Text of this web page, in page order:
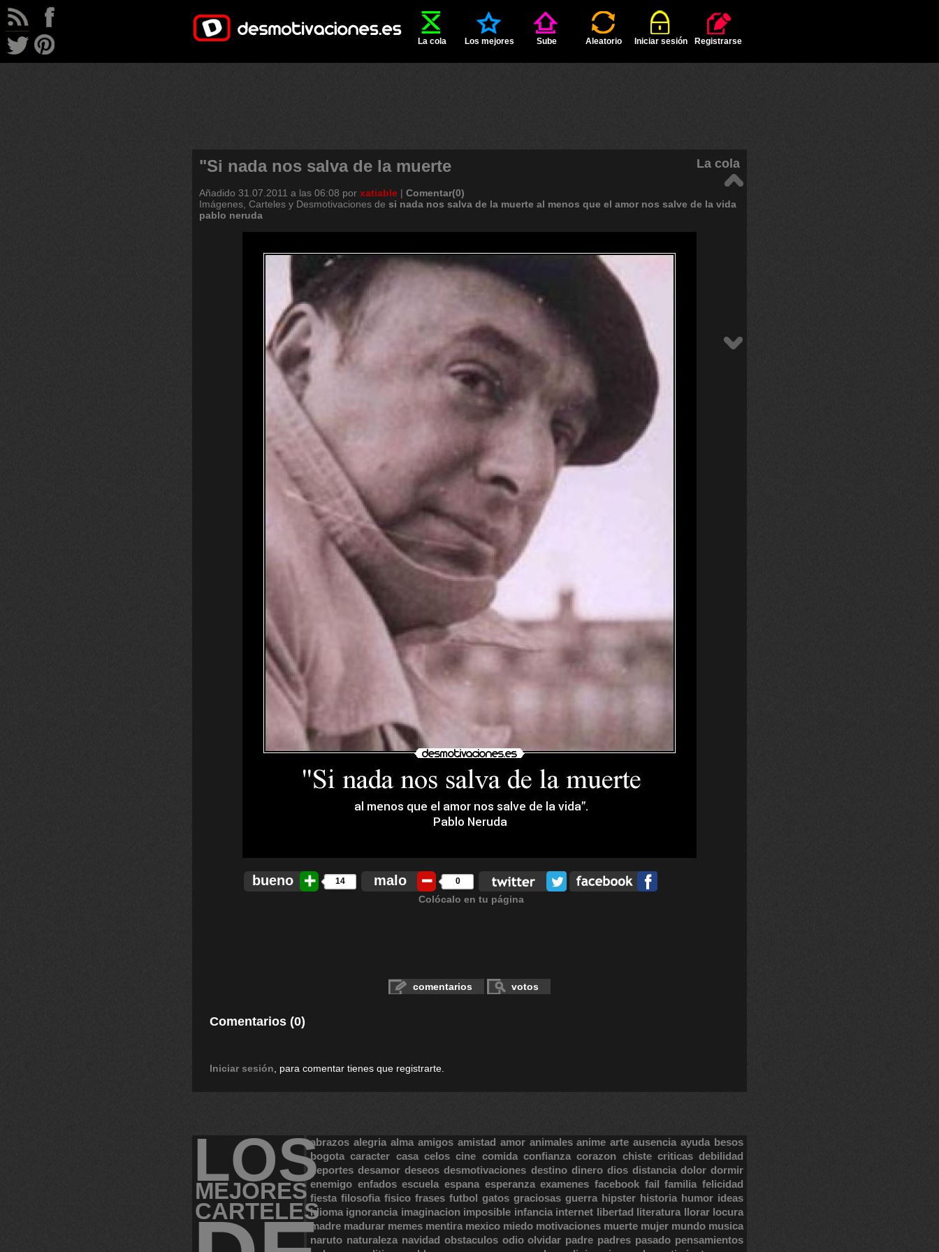
La cola Los mejores Sube Aleatorio Iniciar sesión Registrarse
"Si nada nos salva de la muerte La cola
Añadido 31.07.2011 a las 06:08 por xatiable | Comentar(0)
Imágenes, Carteles y Desmotivaciones de si nada nos salva de la muerte al menos que el amor nos salve de la vida
pablo neruda
bueno 14 malo 0
Colócalo en tu página
comentarios votos
Comentarios (0)
Iniciar sesión , para comentar tienes que registrarte.
LOS
MEJORES
CARTELES
abrazos alegria alma amigos amistad amor animales anime arte ausencia ayuda besos
bogota caracter casa celos cine comida confianza corazon chiste criticas debilidad
deportes desamor deseos desmotivaciones destino dinero dios distancia dolor dormir
enemigo enfados escuela espana esperanza examenes facebook fail familia felicidad
fiesta filosofia fisico frases futbol gatos graciosas guerra hipster historia humor ideas
idioma ignorancia imaginacion imposible infancia internet libertad literatura llorar locura
madre madurar memes mentira mexico miedo motivaciones muerte mujer mundo musica
naruto naturaleza navidad obstaculos odio olvidar padre padres pasado pensamientos